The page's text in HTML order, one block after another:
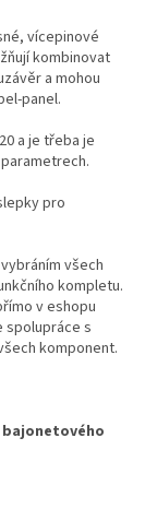
vícepinové
kombinovat
a mohou
panel.
a je třeba je
pro
všech
kompletu.
v eshopu
spolupráce s
komponent.